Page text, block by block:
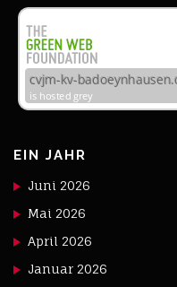
EIN JAHR
Juni 2026
Mai 2026
April 2026
Januar 2026